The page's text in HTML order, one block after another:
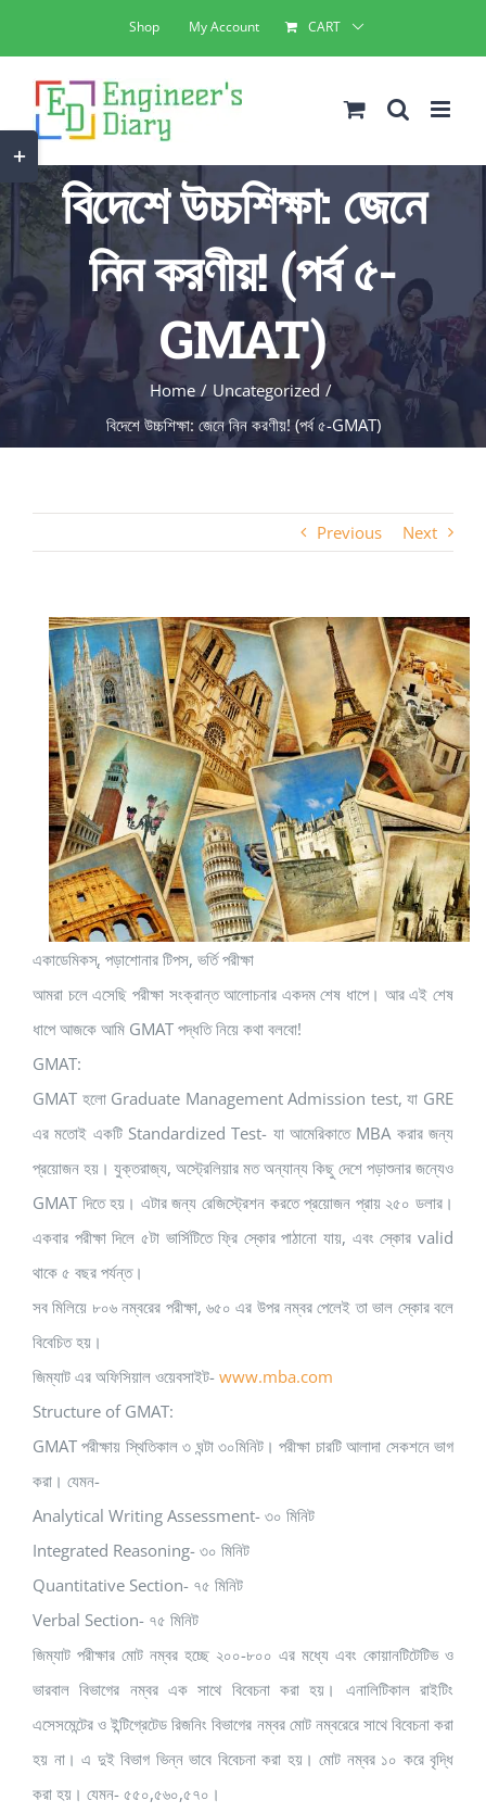
to
content
Shop My Account CART
বিদেশে উচ্চশিক্ষা: জেনে
নিন করণীয়! (পর্ব ৫-
GMAT)
Home
Uncategorized
বিদেশে উচ্চশিক্ষা: জেনে নিন করণীয়! (পর্ব ৫-GMAT)
Previous Next
একাডেমিকস্‌, পড়াশোনার টিপস, ভর্তি পরীক্ষা
আমরা চলে এসেছি পরীক্ষা সংক্রান্ত আলোচনার একদম শেষ ধাপে। আর এই শেষ
ধাপে আজকে আমি GMAT পদ্ধতি নিয়ে কথা বলবো!
GMAT:
GMAT হলো Graduate Management Admission test, যা GRE
এর মতোই একটি Standardized Test- যা আমেরিকাতে MBA করার জন্য
প্রয়োজন হয়। যুক্তরাজ্য, অস্ট্রেলিয়ার মত অন্যান্য কিছু দেশে পড়াশুনার জন্যেও
GMAT দিতে হয়। এটার জন্য রেজিস্ট্রেশন করতে প্রয়োজন প্রায় ২৫০ ডলার।
একবার পরীক্ষা দিলে ৫টা ভার্সিটিতে ফ্রি স্কোর পাঠানো যায়, এবং স্কোর valid
থাকে ৫ বছর পর্যন্ত।
সব মিলিয়ে ৮০৬ নম্বরের পরীক্ষা, ৬৫০ এর উপর নম্বর পেলেই তা ভাল স্কোর বলে
বিবেচিত হয়।
জিম্যাট এর অফিসিয়াল ওয়েবসাইট- www.mba.com
Structure of GMAT:
GMAT পরীক্ষায় স্থিতিকাল ৩ ঘন্টা ৩০মিনিট। পরীক্ষা চারটি আলাদা সেকশনে ভাগ
করা। যেমন-
Analytical Writing Assessment- ৩০ মিনিট
Integrated Reasoning- ৩০ মিনিট
Quantitative Section- ৭৫ মিনিট
Verbal Section- ৭৫ মিনিট
জিম্যাট পরীক্ষার মোট নম্বর হচ্ছে ২০০-৮০০ এর মধ্যে এবং কোয়ানটিটেটিভ ও
ভারবাল বিভাগের নম্বর এক সাথে বিবেচনা করা হয়। এনালিটিকাল রাইটিং
এসেসমেন্টের ও ইন্টিগ্রেটেড রিজনিং বিভাগের নম্বর মোট নম্বরেরে সাথে বিবেচনা করা
হয় না। এ দুই বিভাগ ভিন্ন ভাবে বিবেচনা করা হয়। মোট নম্বর ১০ করে বৃদ্ধি
করা হয়। যেমন- ৫৫০,৫৬০,৫৭০।
Toggle
Sliding
Bar
Area